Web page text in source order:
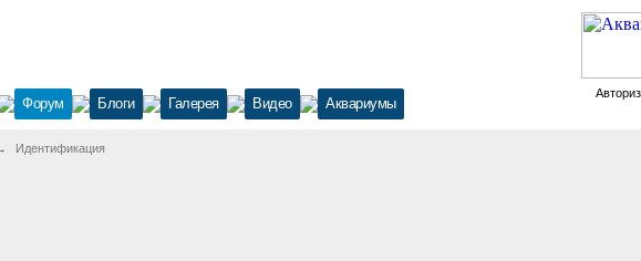
Форум Блоги Галерея Видео Аквариумы
Идентификация